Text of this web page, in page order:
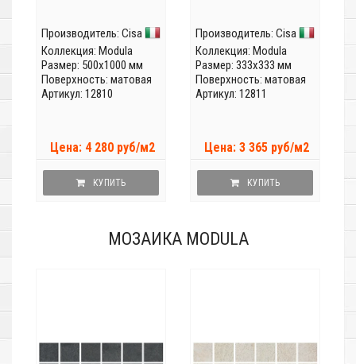
Производитель: Cisa
Коллекция: Modula
Размер: 500x1000 мм
Поверхность: матовая
Артикул: 12810
Цена: 4 280 руб/м2
КУПИТЬ
Производитель: Cisa
Коллекция: Modula
Размер: 333x333 мм
Поверхность: матовая
Артикул: 12811
Цена: 3 365 руб/м2
КУПИТЬ
МОЗАИКА MODULA